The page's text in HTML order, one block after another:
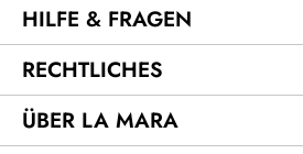
HILFE & FRAGEN
RECHTLICHES
ÜBER LA MARA